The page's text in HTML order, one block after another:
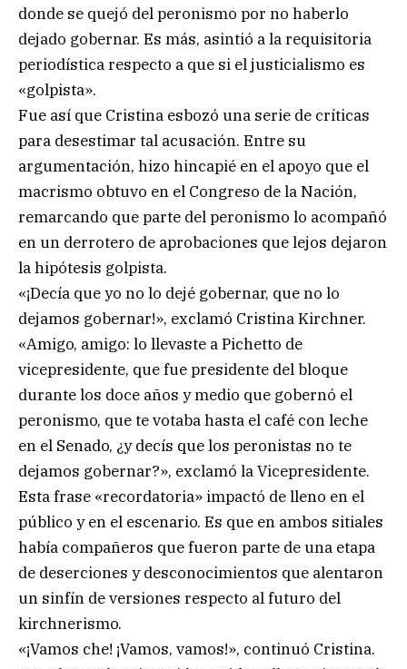
donde se quejó del peronismo por no haberlo
dejado gobernar. Es más, asintió a la requisitoria
periodística respecto a que si el justicialismo es
«golpista».
Fue así que Cristina esbozó una serie de críticas
para desestimar tal acusación. Entre su
argumentación, hizo hincapié en el apoyo que el
macrismo obtuvo en el Congreso de la Nación,
remarcando que parte del peronismo lo acompañó
en un derrotero de aprobaciones que lejos dejaron
la hipótesis golpista.
«¡Decía que yo no lo dejé gobernar, que no lo
dejamos gobernar!», exclamó Cristina Kirchner.
«Amigo, amigo: lo llevaste a Pichetto de
vicepresidente, que fue presidente del bloque
durante los doce años y medio que gobernó el
peronismo, que te votaba hasta el café con leche
en el Senado, ¿y decís que los peronistas no te
dejamos gobernar?», exclamó la Vicepresidente.
Esta frase «recordatoria» impactó de lleno en el
público y en el escenario. Es que en ambos sitiales
había compañeros que fueron parte de una etapa
de deserciones y desconocimientos que alentaron
un sinfín de versiones respecto al futuro del
kirchnerismo.
«¡Vamos che! ¡Vamos, vamos!», continuó Cristina.